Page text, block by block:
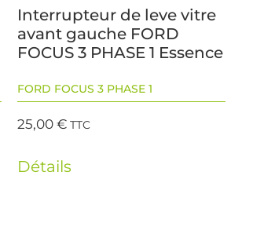
Interrupteur de leve vitre
avant gauche FORD
FOCUS 3 PHASE 1 Essence
FORD FOCUS 3 PHASE 1
25,00€ TTC
Détails